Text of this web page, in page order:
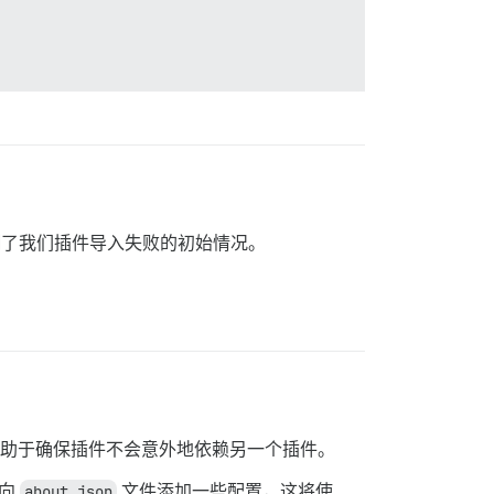
我们插件导入失败的初始情况。
于确保插件不会意外地依赖另一个插件。